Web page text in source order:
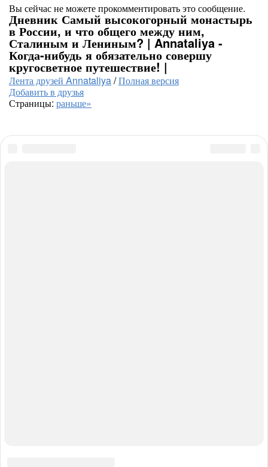
Вы сейчас не можете прокомментировать это сообщение.
Дневник Самый высокогорный монастырь
в России, и что общего между ним,
Сталиным и Лениным? | Annataliya -
Когда-нибудь я обязательно совершу
кругосветное путешествие! |
Лента друзей Annataliya/Полная версия
Добавить в друзья
Страницы: раньше»